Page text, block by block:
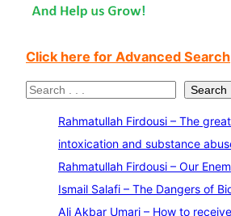
Click here for Advanced Search
S
Search
Rahmatullah Firdousi – The
intoxication and substance
Rahmatullah Firdousi – Our
Ismail Salafi – The Dangers of
Ali Akbar Umari – How to